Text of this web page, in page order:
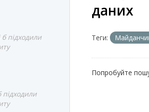
підходили
підходили
даних
Теги:
Попробуйте